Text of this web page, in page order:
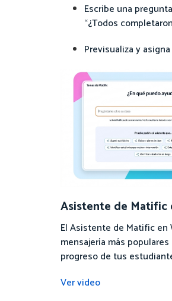
Escribe una
“¿Todos
Previsualiza y
Asistente de Matific
El Asistente de Matific en
mensajería más
progreso de tus
Ver video